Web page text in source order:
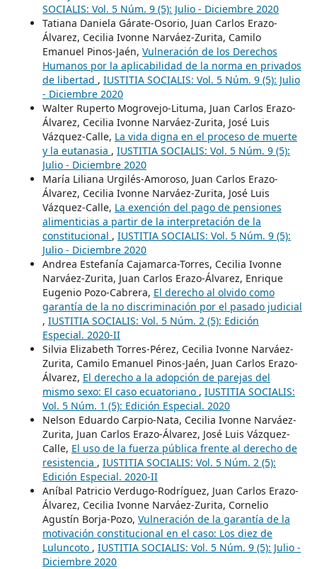
SOCIALIS: Vol. 5 Núm. 9 (5): Julio - Diciembre 2020
Tatiana Daniela Gárate-Osorio, Juan Carlos Erazo-
Álvarez, Cecilia Ivonne Narváez-Zurita, Camilo
Emanuel Pinos-Jaén, Vulneración de los Derechos
Humanos por la aplicabilidad de la norma en privados
de libertad , IUSTITIA SOCIALIS: Vol. 5 Núm. 9 (5): Julio
- Diciembre 2020
Walter Ruperto Mogrovejo-Lituma, Juan Carlos Erazo-
Álvarez, Cecilia Ivonne Narváez-Zurita, José Luis
Vázquez-Calle, La vida digna en el proceso de muerte
y la eutanasia , IUSTITIA SOCIALIS: Vol. 5 Núm. 9 (5):
Julio - Diciembre 2020
María Liliana Urgilés-Amoroso, Juan Carlos Erazo-
Álvarez, Cecilia Ivonne Narváez-Zurita, José Luis
Vázquez-Calle, La exención del pago de pensiones
alimenticias a partir de la interpretación de la
constitucional , IUSTITIA SOCIALIS: Vol. 5 Núm. 9 (5):
Julio - Diciembre 2020
Andrea Estefanía Cajamarca-Torres, Cecilia Ivonne
Narváez-Zurita, Juan Carlos Erazo-Álvarez, Enrique
Eugenio Pozo-Cabrera, El derecho al olvido como
garantía de la no discriminación por el pasado judicial
, IUSTITIA SOCIALIS: Vol. 5 Núm. 2 (5): Edición
Especial. 2020-II
Silvia Elizabeth Torres-Pérez, Cecilia Ivonne Narváez-
Zurita, Camilo Emanuel Pinos-Jaén, Juan Carlos Erazo-
Álvarez, El derecho a la adopción de parejas del
mismo sexo: El caso ecuatoriano , IUSTITIA SOCIALIS:
Vol. 5 Núm. 1 (5): Edición Especial. 2020
Nelson Eduardo Carpio-Nata, Cecilia Ivonne Narváez-
Zurita, Juan Carlos Erazo-Álvarez, José Luis Vázquez-
Calle, El uso de la fuerza pública frente al derecho de
resistencia , IUSTITIA SOCIALIS: Vol. 5 Núm. 2 (5):
Edición Especial. 2020-II
Aníbal Patricio Verdugo-Rodríguez, Juan Carlos Erazo-
Álvarez, Cecilia Ivonne Narváez-Zurita, Cornelio
Agustín Borja-Pozo, Vulneración de la garantía de la
motivación constitucional en el caso: Los diez de
Luluncoto , IUSTITIA SOCIALIS: Vol. 5 Núm. 9 (5): Julio -
Diciembre 2020